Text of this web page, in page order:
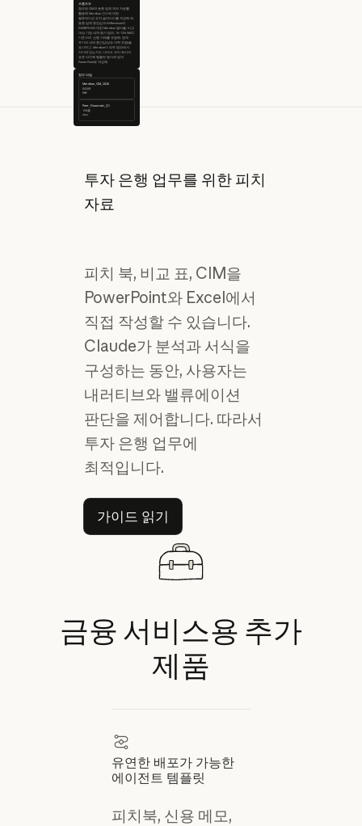
프롬프트
첨부된 CIM과 동종 업체 재무 자료를
활용해 Meridian 인수에 대한
밸류에이션 요약 슬라이드를 작성해 줘.
동종 업체 중앙값과 EV/Revenue와
EV/EBITDA에 대한 Meridian 멀티플, 비교
대상 기업 내재 평가 범위, 10~12% WACC
기준 DCF, 선행 거래를 포함해. 현재
주가와 내재 중간값(상승 여력 포함)을
표시하고, Meridian이 52주 범위에서
어디에 있는지도 나타내. 우리 회사의
표준 피치북 템플릿 형식에 맞게
PowerPoint로 작성해.
첨부 파일
Meridian_CIM_2026
842KB
PDF
Peer_Financials_Q1
156줄
xlsx
투자 은행 업무를 위한 피치
자료
피치 북, 비교 표, CIM을
PowerPoint와 Excel에서
직접 작성할 수 있습니다.
Claude가 분석과 서식을
구성하는 동안, 사용자는
내러티브와 밸류에이션
판단을 제어합니다. 따라서
투자 은행 업무에
최적입니다.
가이드 읽기
가이드 읽기
금융 서비스용 추가
제품
유연한 배포가 가능한
에이전트 템플릿
피치북, 신용 메모,